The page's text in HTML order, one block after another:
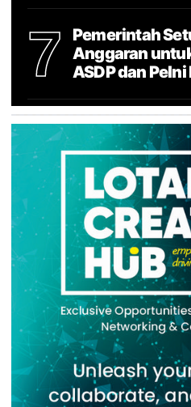
7
Pemerintah
Anggaran
ASDP dan